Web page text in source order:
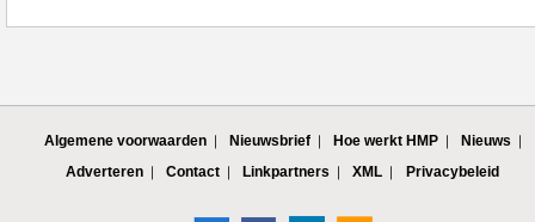
Algemene voorwaarden Nieuwsbrief Hoe werkt HMP
Nieuws
Adverteren
Contact Linkpartners XML Privacybeleid